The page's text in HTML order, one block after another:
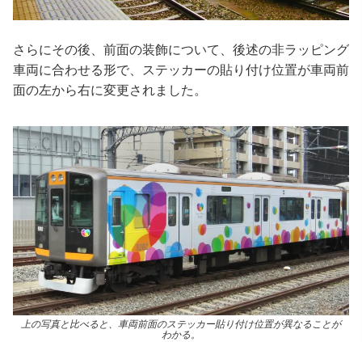
さらにその後、前面の装飾について、後述の非ラッピング
車両に合わせる形で、ステッカーの貼り付け位置が車両前
面の左から右に変更されました。
上の写真と比べると、車両前面のステッカー貼り付け位置が異なることが
わかる。